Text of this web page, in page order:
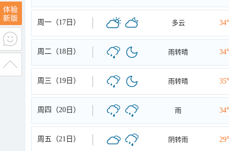
周一（17日） 多云
周二（18日） 雨转晴
周三（19日） 雨转晴
周四（20日） 雨
周五（21日） 阴转雨